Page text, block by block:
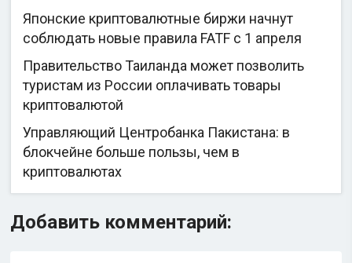
Японские криптовалютные биржи начнут
соблюдать новые правила FATF с 1 апреля
Правительство Таиланда может позволить
туристам из России оплачивать товары
криптовалютой
Управляющий Центробанка Пакистана: в
блокчейне больше пользы, чем в
криптовалютах
Добавить комментарий: